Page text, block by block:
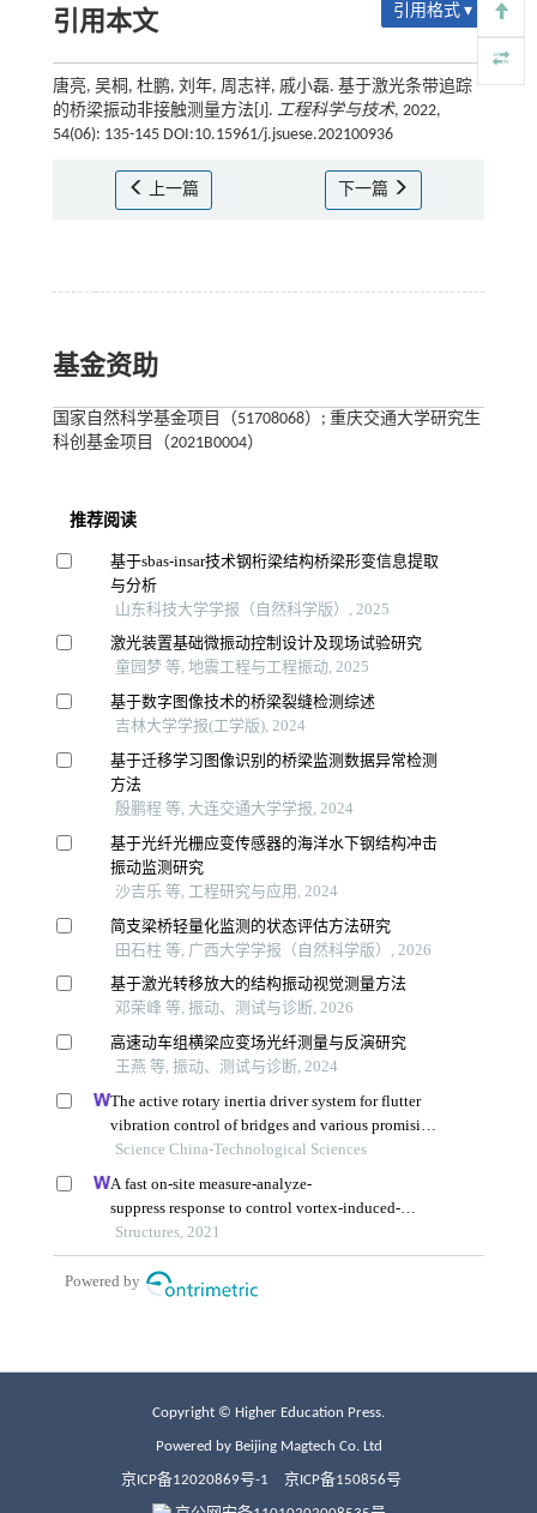
引用本文 引用格式 ▾
唐亮, 吴桐, 杜鹏, 刘年, 周志祥, 戚小磊. 基于激光条带追踪
的桥梁振动非接触测量方法[J]. 工程科学与技术, 2022,
54(06): 135-145 DOI:10.15961/j.jsuese.202100936
上一篇 下一篇
基金资助
国家自然科学基金项目（51708068）; 重庆交通大学研究生
科创基金项目（2021B0004）
Copyright © Higher Education Press.
Powered by Beijing Magtech Co. Ltd
京ICP备12020869号-1 京ICP备150856号